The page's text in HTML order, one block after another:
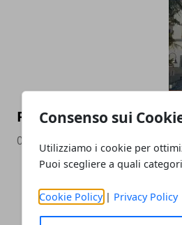
Consenso sui
Utilizziamo i cookie per
Puoi scegliere a quali
Cookie Policy| Privacy Policy
PALAZZO DEI PRINCIPI
02/08/2021